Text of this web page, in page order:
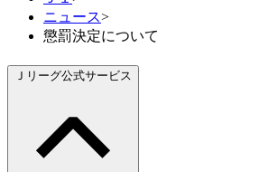
ニュース>
懲罰決定について
Ｊリーグ公式サービス